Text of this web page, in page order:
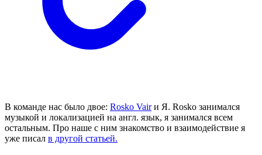
В команде нас было двое: Rosko Vairи Я. Rosko занимался
музыкой и локализацией на англ. язык, я занимался всем
остальным. Про наше с ним знакомство и взаимодействие я
уже писал в другой статьей.